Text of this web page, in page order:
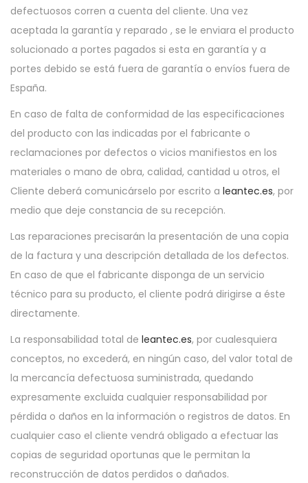
defectuosos corren a cuenta del cliente. Una vez
aceptada la garantía y reparado , se le enviara el producto
solucionado a portes pagados si esta en garantía y a
portes debido se está fuera de garantía o envíos fuera de
España.
En caso de falta de conformidad de las especificaciones
del producto con las indicadas por el fabricante o
reclamaciones por defectos o vicios manifiestos en los
materiales o mano de obra, calidad, cantidad u otros, el
Cliente deberá comunicárselo por escrito a leantec.es, por
medio que deje constancia de su recepción.
Las reparaciones precisarán la presentación de una copia
de la factura y una descripción detallada de los defectos.
En caso de que el fabricante disponga de un servicio
técnico para su producto, el cliente podrá dirigirse a éste
directamente.
La responsabilidad total de leantec.es, por cualesquiera
conceptos, no excederá, en ningún caso, del valor total de
la mercancía defectuosa suministrada, quedando
expresamente excluida cualquier responsabilidad por
pérdida o daños en la información o registros de datos. En
cualquier caso el cliente vendrá obligado a efectuar las
copias de seguridad oportunas que le permitan la
reconstrucción de datos perdidos o dañados.